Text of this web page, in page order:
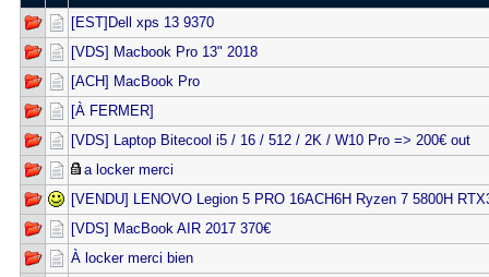
[EST]Dell xps 13 9370
[VDS] Macbook Pro 13" 2018
[ACH] MacBook Pro
[À FERMER]
[VDS] Laptop Bitecool i5 / 16 / 512 / 2K / W10 Pro => 200€ out
a locker merci
[VENDU] LENOVO Legion 5 PRO 16ACH6H Ryzen 7 5800H
[VDS] MacBook AIR 2017 370€
À locker merci bien